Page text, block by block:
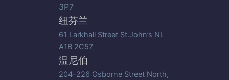
3P7
纽芬兰
61 Larkhall Street St.John’s NL
A1B 2C57
温尼伯
204-226 Osborne Street North,